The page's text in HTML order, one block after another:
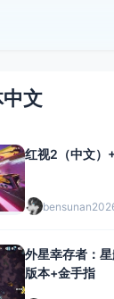
文
红视2（中文）
bensunan
外星幸存者：
版本+金手指